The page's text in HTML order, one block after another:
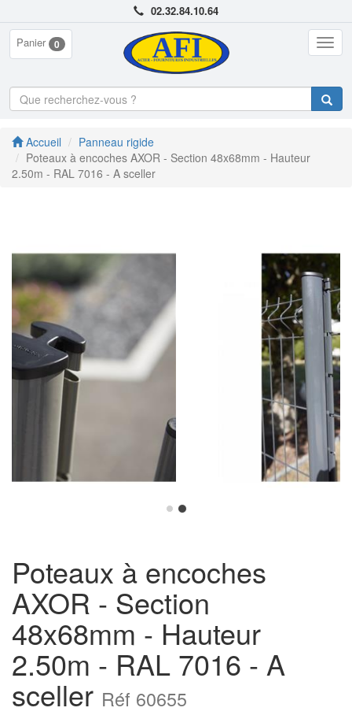
02.32.84.10.64
Panier 0
Accueil
Panneau rigide
Poteaux à encoches AXOR - Section 48x68mm - Hauteur
2.50m - RAL 7016 - A sceller
Poteaux à encoches
AXOR - Section
48x68mm - Hauteur
2.50m - RAL 7016 - A
sceller Réf 60655